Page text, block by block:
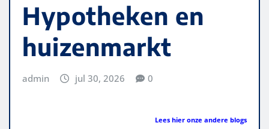
Hypotheken en
huizenmarkt
admin jul 30, 2026 0
Lees hier onze andere blogs